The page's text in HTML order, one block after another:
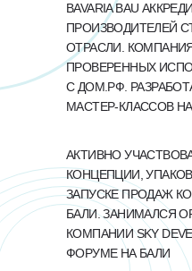
BAVARIA BAU
ПРОИЗВОДИТЕЛЕЙ
ОТРАСЛИ.
ПРОВЕРЕННЫХ
С ДОМ.РФ.
МАСТЕР-КЛАССОВ
АКТИВНО
КОНЦЕПЦИИ,
ЗАПУСКЕ ПРОДАЖ
БАЛИ. ЗАНИМАЛСЯ
КОМПАНИИ SKY
ФОРУМЕ НА БАЛИ